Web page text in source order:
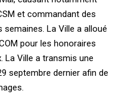
et commandant des
La Ville a alloué
pour les honoraires
La Ville a transmis une
septembre dernier afin de